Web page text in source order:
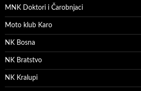
MNK Doktori i Čarobnjaci
Moto klub Karo
NK Bosna
NK Bratstvo
NK Kralupi